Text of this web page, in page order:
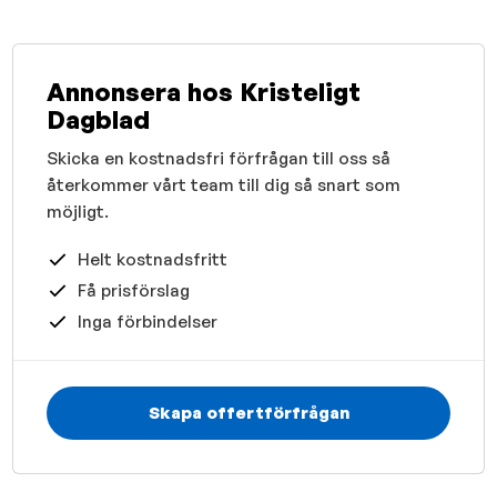
Annonsera hos Kristeligt
Dagblad
Skicka en kostnadsfri förfrågan till oss så
återkommer vårt team till dig så snart som
möjligt.
Helt kostnadsfritt
Få prisförslag
Inga förbindelser
Skapa offertförfrågan